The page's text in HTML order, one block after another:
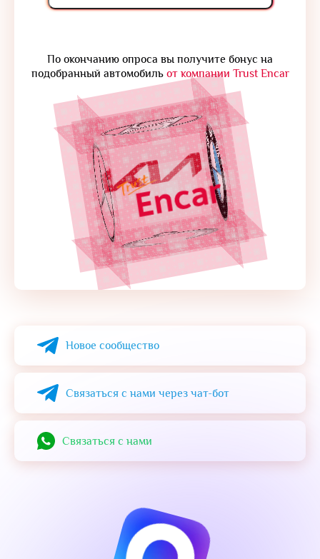
По окончанию опроса вы получите бонус на
подобранный автомобиль от компании Trust Encar
Новое сообщество
Связаться с нами через чат-бот
Cвязаться с нами